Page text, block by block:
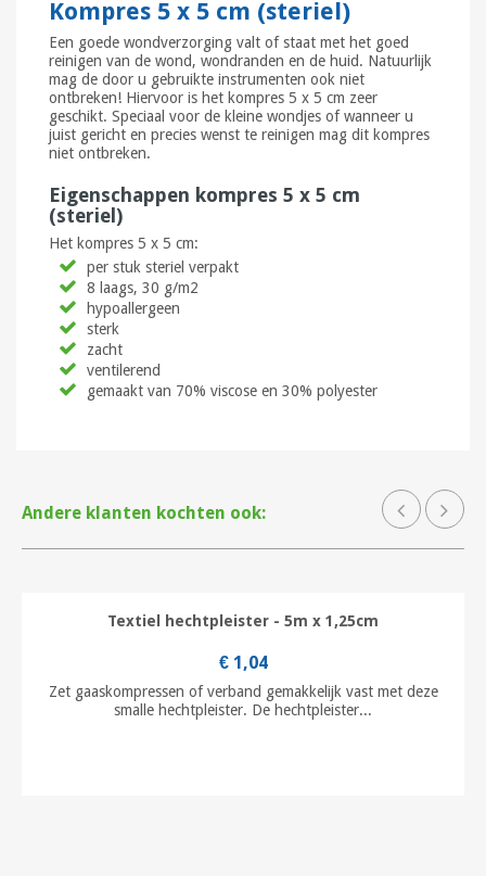
Kompres 5 x 5 cm (steriel)
Een goede wondverzorging valt of staat met het goed
reinigen van de wond, wondranden en de huid. Natuurlijk
mag de door u gebruikte instrumenten ook niet
ontbreken! Hiervoor is het kompres 5 x 5 cm zeer
geschikt. Speciaal voor de kleine wondjes of wanneer u
juist gericht en precies wenst te reinigen mag dit kompres
niet ontbreken.
Eigenschappen kompres 5 x 5 cm
(steriel)
Het kompres 5 x 5 cm:
per stuk steriel verpakt
8 laags, 30 g/m2
hypoallergeen
sterk
zacht
ventilerend
gemaakt van 70% viscose en 30% polyester
Andere klanten kochten ook:
Textiel hechtpleister - 5m x 1,25cm
€ 1,04
Zet gaaskompressen of verband gemakkelijk vast met deze
smalle hechtpleister. De hechtpleister...